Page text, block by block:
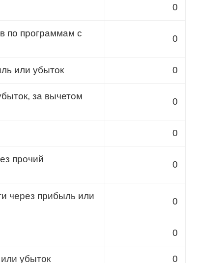
0
по программам с
0
или убыток 0
за вычетом
0
0
прочий
0
через прибыль или
0
0
убыток 0